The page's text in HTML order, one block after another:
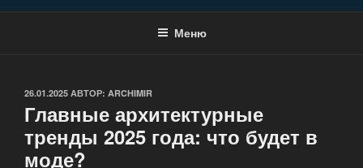
Меню
ОПУБЛИКОВАНО
26.01.2025 АВТОР: ARCHIMIR
Главные архитектурные
тренды 2025 года: что будет в
моде?